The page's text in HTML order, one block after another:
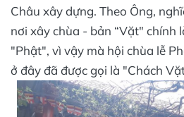
Châu xây dựng. Theo Ông,
nơi xây chùa - bản “Vặt" chính
"Phật", vì vậy mà hội chùa lễ
ở đây đã được gọi là "Chách